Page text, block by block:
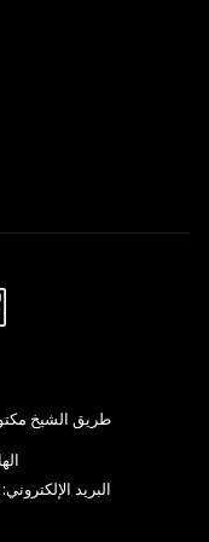
طريق الشيخ
البريد الإلكتروني: